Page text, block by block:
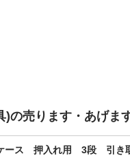
)の売ります・あげま
ース 押入れ用 3段 引き